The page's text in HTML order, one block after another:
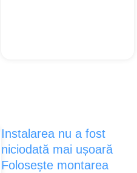
Instalarea nu a fost
niciodată mai ușoară
Folosește montarea